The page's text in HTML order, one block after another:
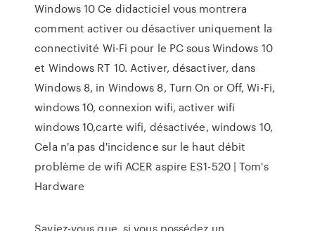
Windows 10 Ce didacticiel vous montrera
comment activer ou désactiver uniquement la
connectivité Wi-Fi pour le PC sous Windows 10
et Windows RT 10. Activer, désactiver, dans
Windows 8, in Windows 8, Turn On or Off, Wi-Fi,
windows 10, connexion wifi, activer wifi
windows 10,carte wifi, désactivée, windows 10,
Cela n'a pas d'incidence sur le haut débit
problème de wifi ACER aspire ES1-520 | Tom's
Hardware
Saviez-vous que, si vous possédez un